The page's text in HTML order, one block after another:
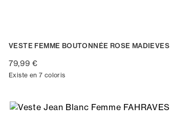
VESTE FEMME BOUTONNÉE ROSE MADIEVES
79,99 €
Existe en 7 coloris